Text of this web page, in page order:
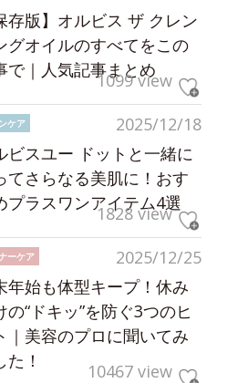
存版】オルビス ザ クレン
グオイルのすべてをこの
で｜人気記事まとめ
1099 view
2025/12/18
ケア
ビスユー ドットと一緒に
てさらなる美肌に！おす
プラスワンアイテム4選
1828 view
2025/12/25
ーケア
年始も体型キープ！休み
の“ドキッ”を防ぐ3つのヒ
｜美容のプロに聞いてみ
た！
10467 view